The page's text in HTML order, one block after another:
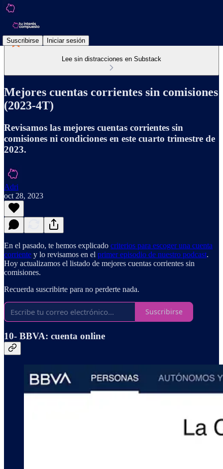
Suscribirse Iniciar sesión
Lee sin distracciones en Substack
Mejores cuentas corrientes sin comisiones
(2023-4T)
Revisamos las mejores cuentas corrientes sin
comisiones ni condiciones en este cuarto trimestre de
2023.
Adri
oct 28, 2023
En el pasado, te hemos explicado criterios para escoger una cuenta
corriente y lo revisamos en el primer episodio de nuestro podcast.
Hoy actualizamos el listado de mejores cuentas corrientes sin
comisiones.
Recuerda suscribirte para no perderte nada.
Suscribirse
10- BBVA: cuenta online